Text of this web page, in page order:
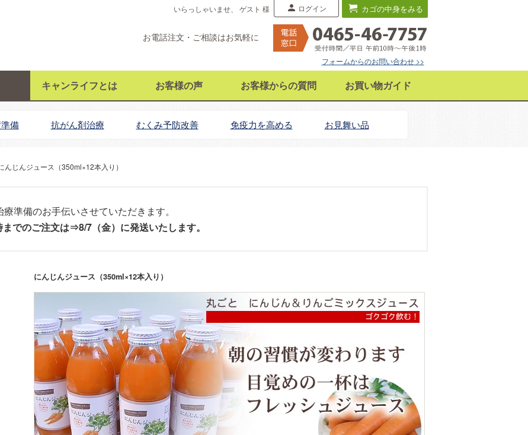
いらっしゃいませ、 ゲスト 様 ログイン カゴの中身をみる
お電話注文・ご相談はお気軽に
フォームからのお問い合わせ >>
キャンライフとは お客様の声 お客様からの質問 お買い物ガイド
備 抗がん剤治療 むくみ予防改善 免疫力を高める お見舞い品
んじんジュース（350ml×12本入り）
準備のお手伝いさせていただきます。
でのご注文は⇒8/7（金）に発送いたします。
にんじんジュース（350ml×12本入り）